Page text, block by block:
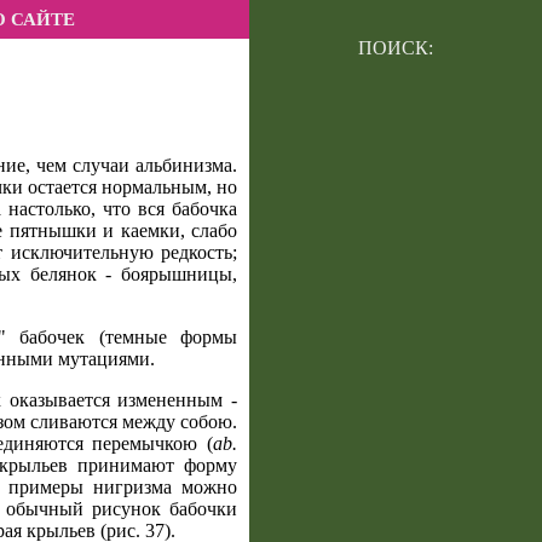
САЙТЕ
чем случаи альбинизма.
остается нормальным, но
что вся бабочка
пятнышки и каемки, слабо
редкость;
белянок - боярышницы,
бабочек (темные формы
мутациями.
измененным -
сливаются между собою.
перемычкою (ab.
принимают форму
примеры нигризма можно
рисунок бабочки
крыльев (рис. 37).
ПОИСК: